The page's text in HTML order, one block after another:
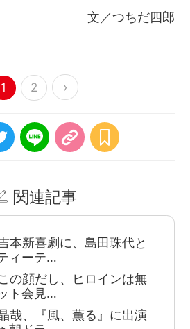
文／つちだ四郎
1 2 ›
関連記事
本新喜劇に、島田珠代と
ィーテ…
の顔だし、ヒロインは無
ト会見…
哉、『風、薫る』に出演